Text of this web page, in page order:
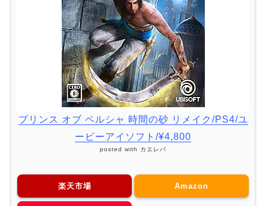
プリンス オブ ペルシャ 時間の砂 リメイク/PS4/ユ
ービーアイソフト/¥4,800
posted with カエレバ
楽天市場 Amazon